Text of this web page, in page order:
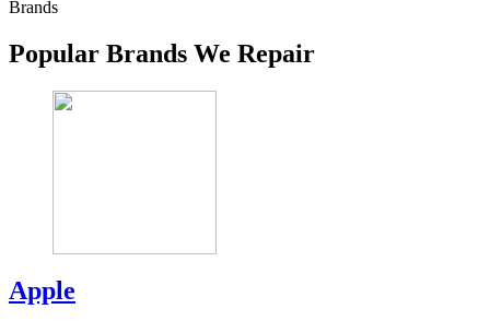
Brands
Popular Brands We Repair
Apple